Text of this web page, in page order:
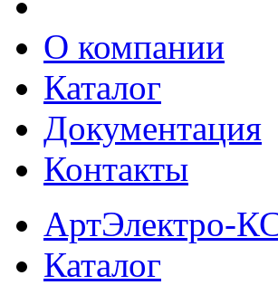
О компании
Каталог
Документация
Контакты
АртЭлектро-
Каталог